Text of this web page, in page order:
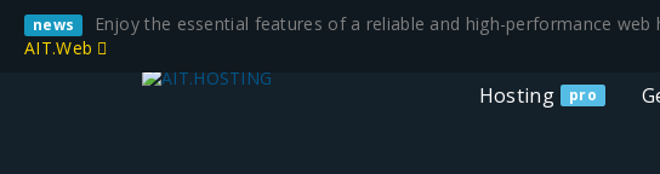
news
Enjoy the essential features of a reliable and high-performance web
AIT.Web
Hosting pro